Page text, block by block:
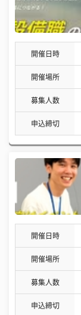
開催日時
開催場所
募集人数
申込締切
開催日時
開催場所
募集人数
申込締切